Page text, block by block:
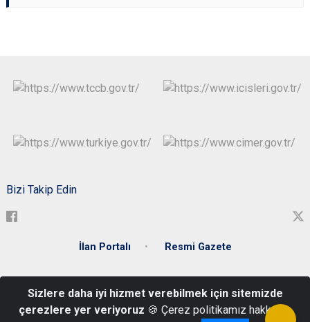
Bizi Takip Edin
İlan Portalı Resmi Gazete
Hükümet Konağı No : 30 ZONGULDAK
0 372 253 46 54
Sizlere daha iyi hizmet verebilmek için sitemizde
çerezlere yer veriyoruz 🍪 Çerez politikamız hakkında